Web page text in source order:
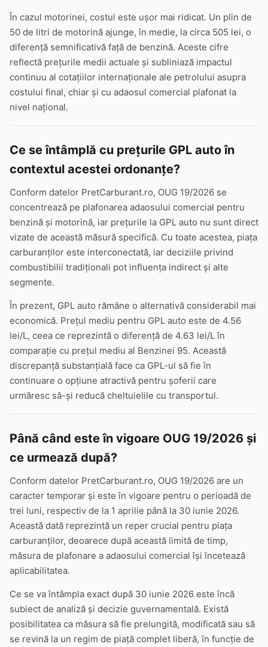
În cazul motorinei, costul este ușor mai ridicat. Un plin de
50 de litri de motorină ajunge, în medie, la circa 505 lei, o
diferență semnificativă față de benzină. Aceste cifre
reflectă prețurile medii actuale și subliniază impactul
continuu al cotațiilor internaționale ale petrolului asupra
costului final, chiar și cu adaosul comercial plafonat la
nivel național.
Ce se întâmplă cu prețurile GPL auto în
contextul acestei ordonanțe?
Conform datelor PretCarburant.ro, OUG 19/2026 se
concentrează pe plafonarea adaosului comercial pentru
benzină și motorină, iar prețurile la GPL auto nu sunt direct
vizate de această măsură specifică. Cu toate acestea, piața
carburanților este interconectată, iar deciziile privind
combustibilii tradiționali pot influența indirect și alte
segmente.
În prezent, GPL auto rămâne o alternativă considerabil mai
economică. Prețul mediu pentru GPL auto este de 4.56
lei/L, ceea ce reprezintă o diferență de 4.63 lei/L în
comparație cu prețul mediu al Benzinei 95. Această
discrepanță substanțială face ca GPL-ul să fie în
continuare o opțiune atractivă pentru șoferii care
urmăresc să-și reducă cheltuielile cu transportul.
Până când este în vigoare OUG 19/2026 și
ce urmează după?
Conform datelor PretCarburant.ro, OUG 19/2026 are un
caracter temporar și este în vigoare pentru o perioadă de
trei luni, respectiv de la 1 aprilie până la 30 iunie 2026.
Această dată reprezintă un reper crucial pentru piața
carburanților, deoarece după această limită de timp,
măsura de plafonare a adaosului comercial își încetează
aplicabilitatea.
Ce se va întâmpla exact după 30 iunie 2026 este încă
subiect de analiză și decizie guvernamentală. Există
posibilitatea ca măsura să fie prelungită, modificată sau să
se revină la un regim de piață complet liberă, în funcție de